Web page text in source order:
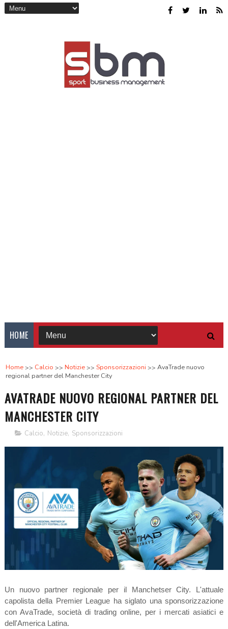
HOME
Home Calcio Notizie Sponsorizzazioni
AvaTrade nuovo
regional partner del Manchester City
AVATRADE NUOVO REGIONAL PARTNER DEL
MANCHESTER CITY
Calcio, Notizie, Sponsorizzazioni
Un nuovo partner regionale per il Manchetser City. L'attuale
capolista della Premier League ha siglato una sponsorizzazione
con AvaTrade, società di trading online, per i mercati asiatici e
dell'America Latina.